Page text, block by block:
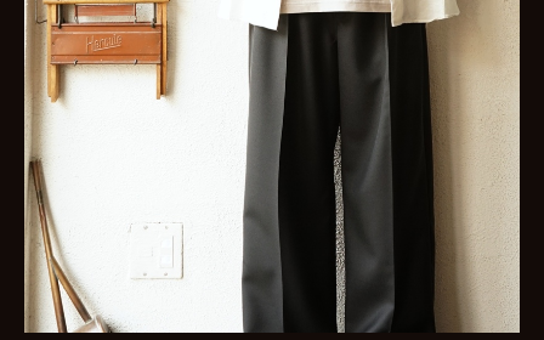
WOMENS
GOODS
ARCHIVES
shop
contact
Instagram